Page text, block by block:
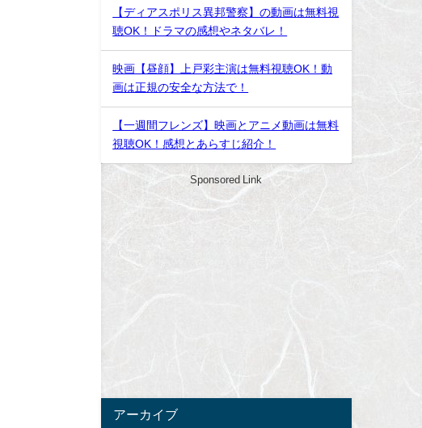
【ディアスポリス異邦警察】の動画は無料視
聴OK！ドラマの感想やネタバレ！
映画【昼顔】上戸彩主演は無料視聴OK！動
画は正規の安全な方法で！
【一週間フレンズ】映画とアニメ動画は無料
視聴OK！感想とあらすじ紹介！
Sponsored Link
アーカイブ